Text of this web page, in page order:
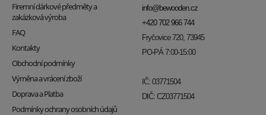
Firemní dárkové předměty a
zakázková výroba
FAQ
Kontakty
Obchodní podmínky
Výměna a vrácení zboží
Doprava a Platba
Podmínky ochrany osobních údajů
info@bewooden.cz
+420 702 966 744
Fryčovice 720, 73945
PO-PÁ 7:00-15:00
IČ: 03771504
DIČ: CZ03771504